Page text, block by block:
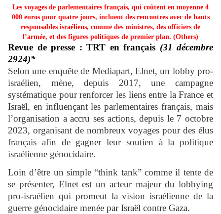
Les voyages de parlementaires français, qui coûtent en moyenne 4
000 euros pour quatre jours, incluent des rencontres avec de hauts
responsables israéliens, comme des ministres, des officiers de
l’armée, et des figures politiques de premier plan. (Others)
Revue de presse : TRT en français (31 décembre
2924)*
Selon une enquête de Mediapart, Elnet, un lobby pro-
israélien, mène, depuis 2017, une campagne
systématique pour renforcer les liens entre la France et
Israël, en influençant les parlementaires français, mais
l’organisation a accru ses actions, depuis le 7 octobre
2023, organisant de nombreux voyages pour des élus
français afin de gagner leur soutien à la politique
israélienne génocidaire.
Loin d’être un simple “think tank” comme il tente de
se présenter, Elnet est un acteur majeur du lobbying
pro-israélien qui promeut la vision israélienne de la
guerre génocidaire menée par Israël contre Gaza.